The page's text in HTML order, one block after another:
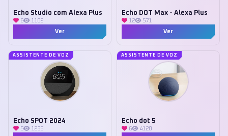
Echo Studio com Alexa Plus
6
1102
Ver
Echo DOT Max - Alexa Plus
12
571
Ver
ASSISTENTE DE VOZ
Echo SPOT 2024
5
1235
ASSISTENTE DE VOZ
Echo dot 5
6
4120